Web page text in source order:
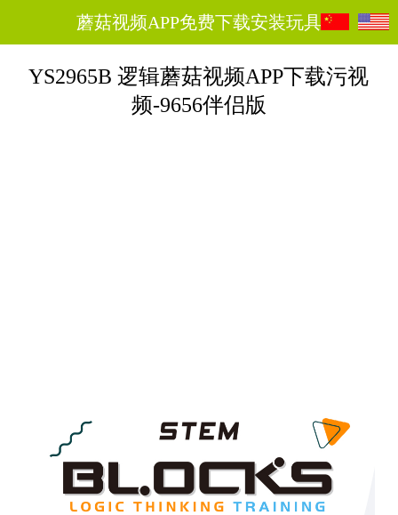
蘑菇视频APP免费下载安装玩具
YS2965B 逻辑蘑菇视频APP下载污视
频-9656伴侣版